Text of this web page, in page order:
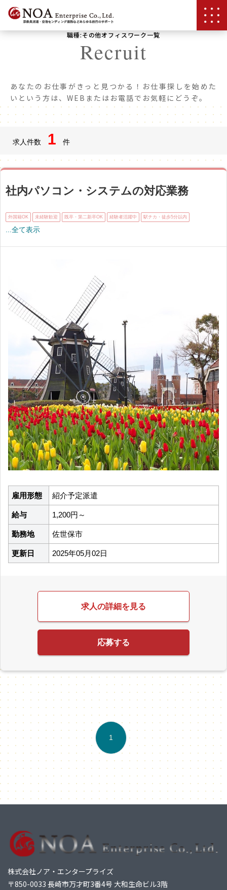
職種:その他オフィスワーク一覧
Recruit
あなたのお仕事がきっと見つかる！お仕事探しを始めた
いという方は、WEBまたはお電話でお気軽にどうぞ。
求人件数 1 件
社内パソコン・システムの対応業務
外国籍OK 未経験歓迎 既卒・第二新卒OK 経験者活躍中 駅チカ・徒歩5分以内
...全て表示
雇用形態 紹介予定派遣
給与 1,200円～
勤務地 佐世保市
更新日 2025年05月02日
求人の詳細を見る
応募する
1
株式会社ノア・エンタープライズ
〒850-0033 長崎市万才町3番4号 大和生命ビル3階